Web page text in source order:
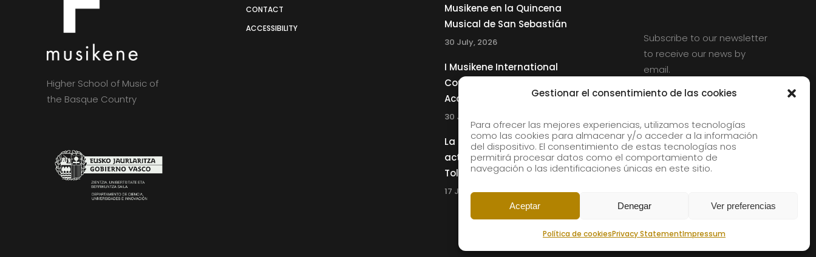
Gestionar el consentimiento de las cookies
Para ofrecer las mejores experiencias, utilizamos tecnologías
como las cookies para almacenar y/o acceder a la información
del dispositivo. El consentimiento de estas tecnologías nos
permitirá procesar datos como el comportamiento de
navegación o las identificaciones únicas en este sitio.
Aceptar Denegar Ver preferencias
Política de cookiesPrivacy StatementImpressum
Higher School of Music of
the Basque Country
CONTACT
ACCESSIBILITY
Musikene en la Quincena
Musical de San Sebastián
30 July, 2026
I Musikene International
Competition for Young
Accordionists
30 July, 2026
La Musikene Big Band
actuará junto a Charles
Tolliver en el 61 Jazzaldia
17 July, 2026
Subscribe to our newsletter
to receive our news by
email.